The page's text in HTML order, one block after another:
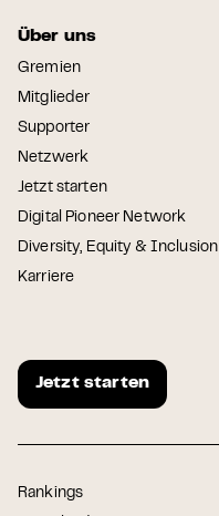
Über uns
Gremien
Mitglieder
Supporter
Netzwerk
Jetzt starten
Digital Pioneer Network
Diversity, Equity & Inclusion
Karriere
Jetzt starten
Rankings